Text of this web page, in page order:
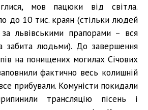
мов пацюки від світла.
до 10 тис. краян (стільки людей
львівськими прапорами – вся
забита людьми). До завершення
на понищених могилах Січових
фактично весь колишній
прибували. Комуністи покидали
трансляцію пісень і